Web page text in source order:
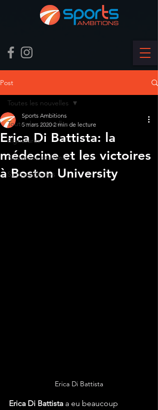
Post
Toutes les nouvelles
Signatures
Nouveaux athlètes
Success Stories
Toutes les nouvelles
Erica Di Battista: la
médecine et les victoires
à Boston University
Sports Ambitions
5 mars 2020 2 min de lecture
Erica Di Battista
Erica Di Battista a eu beaucoup